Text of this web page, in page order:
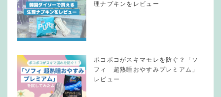
理ナプキンをレビュー
ポコポコがスキマモレを防ぐ？「ソ
フィ 超熟睡おやすみプレミアム」
レビュー